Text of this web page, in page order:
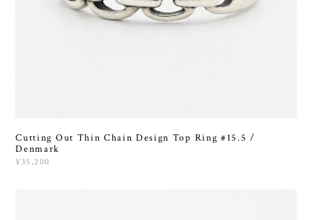
Cutting Out Thin Chain Design Top Ring #15.5 /
Denmark
¥35,200